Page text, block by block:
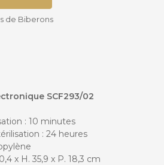
de Biberons
SCF293/02
: 10 minutes
: 24 heures
x H. 35,9 x P. 18,3 cm